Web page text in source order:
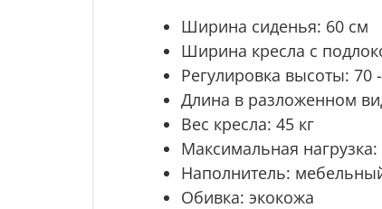
Ширина сиденья: 60 см
Ширина кресла с
Регулировка высоты: 70
Длина в разложенном
Вес кресла: 45 кг
Максимальная нагрузка:
Наполнитель:
Обивка: экокожа